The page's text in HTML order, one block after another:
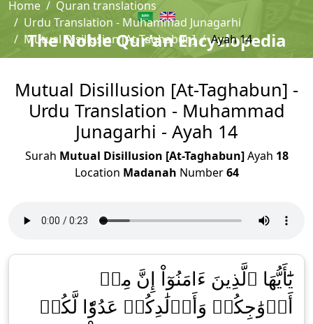
The Noble Qur'an Encyclopedia
Home
Quran translations
Urdu Translation - Muhammad Junagarhi
Mutual Disillusion [At-Taghabun]
Ayah 14
Mutual Disillusion [At-Taghabun] -
Urdu Translation - Muhammad
Junagarhi - Ayah 14
Surah Mutual Disillusion [At-Taghabun]Ayah 18
Location Madanah Number64
يَٰٓأَيُّهَا ٱلَّذِينَ ءَامَنُوٓاْ إِنَّ مِنۡ
أَزۡوَٰجِكُمۡ وَأَوۡلَٰدِكُمۡ عَدُوّٗا لَّكُمۡ